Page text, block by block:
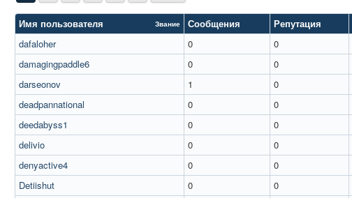
Имя пользователя Звание Сообщения Репутация
dafaloher
0 0
damagingpaddle6
0 0
darseonov
1 0
deadpannational
0 0
deedabyss1
0 0
delivio
0 0
denyactive4
0 0
Detiishut
0 0